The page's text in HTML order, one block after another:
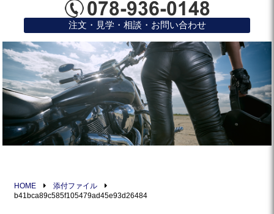
注文・見学・相談・お問い合わせ
HOME
添付ファイル
b41bca89c585f105479ad45e93d26484